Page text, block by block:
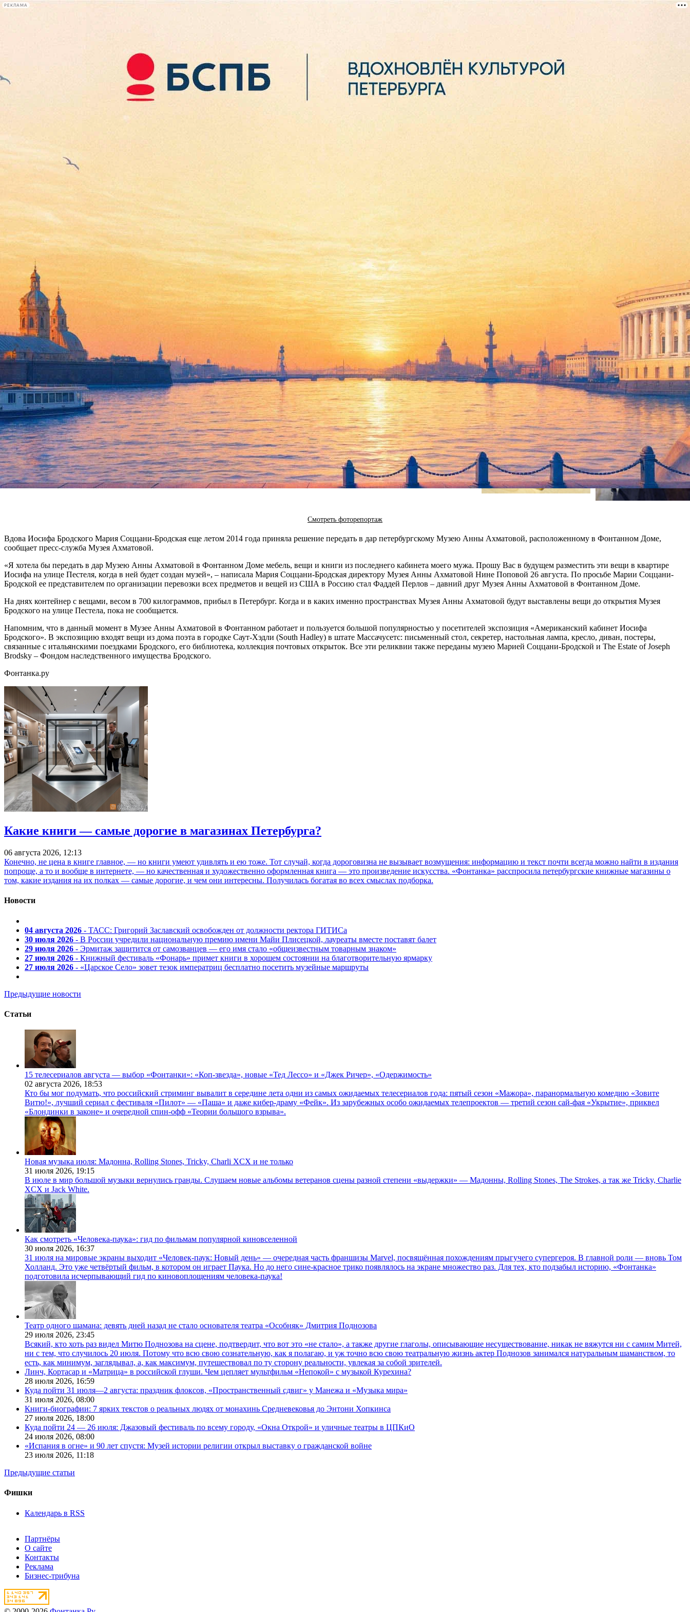
РЕКЛАМА
лекции
книги
Вдова Бродского подарила Музею Ахматовой 700 килограммов личных вещей поэта
05 марта 2015,
Смотреть фоторепортаж
Вдова Иосифа Бродского Мария Соццани-Бродская еще летом 2014 года приняла решение передать в дар петербургскому Музею Анны Ахматовой, расположенному в Фонтанном Доме,
сообщает пресс-служба Музея Ахматовой.
«Я хотела бы передать в дар Музею Анны Ахматовой в Фонтанном Доме мебель, вещи и книги из последнего кабинета моего мужа. Прошу Вас в будущем разместить эти вещи в квартире
Иосифа на улице Пестеля, когда в ней будет создан музей», – написала Мария Соццани-Бродская директору Музея Анны Ахматовой Нине Поповой 26 августа. По просьбе Марии Соццани-
Бродской ее представителем по организации перевозки всех предметов и вещей из США в Россию стал Фаддей Перлов – давний друг Музея Анны Ахматовой в Фонтанном Доме.
На днях контейнер с вещами, весом в 700 килограммов, прибыл в Петербург. Когда и в каких именно пространствах Музея Анны Ахматовой будут выставлены вещи до открытия Музея
Бродского на улице Пестела, пока не сообщается.
Напомним, что в данный момент в Музее Анны Ахматовой в Фонтанном работает и пользуется большой популярностью у посетителей экспозиция «Американский кабинет Иосифа
Бродского». В экспозицию входят вещи из дома поэта в городке Саут-Хэдли (South Hadley) в штате Массачусетс: письменный стол, секретер, настольная лампа, кресло, диван, постеры,
связанные с итальянскими поездками Бродского, его библиотека, коллекция почтовых открыток. Все эти реликвии также переданы музею Марией Соццани-Бродской и The Estate of Joseph
Brodsky – Фондом наследственного имущества Бродского.
Фонтанка.ру
Какие книги — самые дорогие в магазинах Петербурга?
06 августа 2026, 12:13
Конечно, не цена в книге главное, — но книги умеют удивлять и ею тоже. Тот случай, когда дороговизна не вызывает возмущения: информацию и текст почти всегда можно найти в издания
попроще, а то и вообще в интернете, — но качественная и художественно оформленная книга — это произведение искусства. «Фонтанка» расспросила петербургские книжные магазины о
том, какие издания на их полках — самые дорогие, и чем они интересны. Получилась богатая во всех смыслах подборка.
Новости
04 августа 2026 - ТАСС: Григорий Заславский освобожден от должности ректора ГИТИСа
30 июля 2026 - В России учредили национальную премию имени Майи Плисецкой, лауреаты вместе поставят балет
29 июля 2026 - Эрмитаж защитится от самозванцев — его имя стало «общеизвестным товарным знаком»
27 июля 2026 - Книжный фестиваль «Фонарь» примет книги в хорошем состоянии на благотворительную ярмарку
27 июля 2026 - «Царское Село» зовет тезок императриц бесплатно посетить музейные маршруты
Предыдущие новости
Статьи
15 телесериалов августа — выбор «Фонтанки»: «Коп-звезда», новые «Тед Лессо» и «Джек Ричер», «Одержимость»
02 августа 2026, 18:53
Кто бы мог подумать, что российский стриминг вывалит в середине лета одни из самых ожидаемых телесериалов года: пятый сезон «Мажора», паранормальную комедию «Зовите
Витю!», лучший сериал с фестиваля «Пилот» — «Паша» и даже кибер-драму «Фейк». Из зарубежных особо ожидаемых телепроектов — третий сезон сай-фая «Укрытие», приквел
«Блондинки в законе» и очередной спин-офф «Теории большого взрыва».
Новая музыка июля: Мадонна, Rolling Stones, Tricky, Charli XCX и не только
31 июля 2026, 19:15
В июле в мир большой музыки вернулись гранды. Слушаем новые альбомы ветеранов сцены разной степени «выдержки» — Мадонны, Rolling Stones, The Strokes, а так же Tricky, Charlie
XCX и Jack White.
Как смотреть «Человека-паука»: гид по фильмам популярной киновселенной
30 июля 2026, 16:37
31 июля на мировые экраны выходит «Человек-паук: Новый день» — очередная часть франшизы Marvel, посвящённая похождениям прыгучего супергероя. В главной роли — вновь Том
Холланд. Это уже четвёртый фильм, в котором он играет Паука. Но до него сине-красное трико появлялось на экране множество раз. Для тех, кто подзабыл историю, «Фонтанка»
подготовила исчерпывающий гид по киновоплощениям человека-паука!
Театр одного шамана: девять дней назад не стало основателя театра «Особняк» Дмитрия Поднозова
29 июля 2026, 23:45
Всякий, кто хоть раз видел Митю Поднозова на сцене, подтвердит, что вот это «не стало», а также другие глаголы, описывающие несуществование, никак не вяжутся ни с самим Митей,
ни с тем, что случилось 20 июля. Потому что всю свою сознательную, как я полагаю, и уж точно всю свою театральную жизнь актер Поднозов занимался натуральным шаманством, то
есть, как минимум, заглядывал, а, как максимум, путешествовал по ту сторону реальности, увлекая за собой зрителей.
Линч, Кортасар и «Матрица» в российской глуши. Чем цепляет мультфильм «Непокой» с музыкой Курехина?
28 июля 2026, 16:59
Куда пойти 31 июля—2 августа: праздник флоксов, «Пространственный сдвиг» у Манежа и «Музыка мира»
31 июля 2026, 08:00
Книги-биографии: 7 ярких текстов о реальных людях от монахинь Средневековья до Энтони Хопкинса
27 июля 2026, 18:00
Куда пойти 24 — 26 июля: Джазовый фестиваль по всему городу, «Окна Открой» и уличные театры в ЦПКиО
24 июля 2026, 08:00
«Испания в огне» и 90 лет спустя: Музей истории религии открыл выставку о гражданской войне
23 июля 2026, 11:18
Предыдущие статьи
Фишки
Календарь в RSS
Партнёры
О сайте
Контакты
Реклама
Бизнес-трибуна